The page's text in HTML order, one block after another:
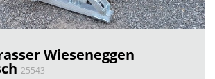
Wieseneggen
25543